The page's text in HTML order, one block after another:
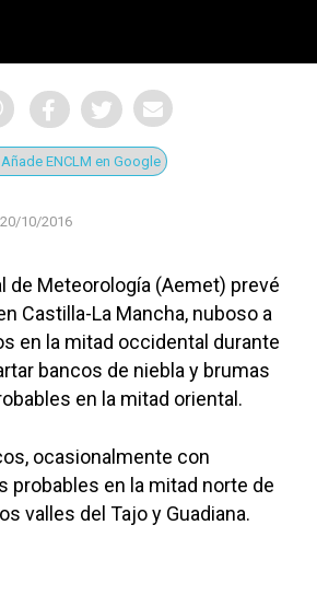
ENCLM en Google
20/10/2016
de Meteorología (Aemet) prevé
Castilla-La Mancha, nuboso a
en la mitad occidental durante
bancos de niebla y brumas
en la mitad oriental.
ocasionalmente con
probables en la mitad norte de
valles del Tajo y Guadiana.